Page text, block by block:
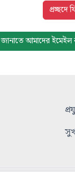
প্রচ্ছদে
আমাদের